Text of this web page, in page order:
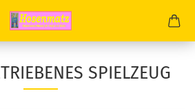
SPIELZEUG